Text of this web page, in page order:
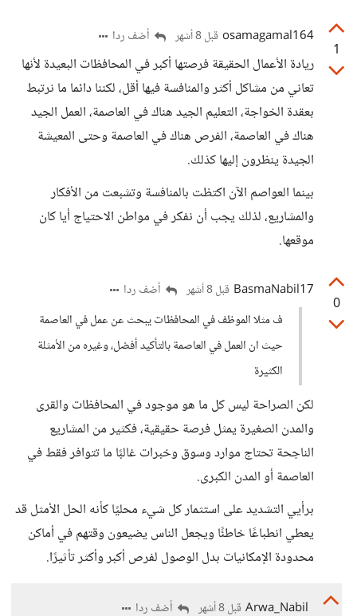
1
osamagamal164 قبل 8 أشهر أضف ردا
ريادة الأعمال الحقيقة فرصتها أكبر في المحافظات البعيدة لأنها
تعاني من مشاكل أكثر والمنافسة فيها أقل، لكننا دائما ما نرتبط
بعقدة الخواجة، التعليم الجيد هناك في العاصمة، العمل الجيد
هناك في العاصمة، الفرص هناك في العاصمة وحتى المعيشة
الجيدة ينظرون إليها كذلك.
بينما العواصم الآن اكتظت بالمنافسة وتشبعت من الأفكار
والمشاريع، لذلك يجب أن نفكر في مواطن الاحتياج أيا كان
موقعها.
0
BasmaNabil17 قبل 8 أشهر
أضف ردا
ف مثلا الموظف في المحافظات يبحث عن عمل في العاصمة
حيث ان العمل في العاصمة بالتأكيد أفضل، وغيره من الأمثلة
الكثيرة
لكن الصراحة ليس كل ما هو موجود في المحافظات والقرى
والمدن الصغيرة يمثل فرصة حقيقية، فكثير من المشاريع
الناجحة تحتاج موارد وسوق وخبرات غالبًا ما تتوافر فقط في
العاصمة أو المدن الكبرى.
برأيي التشديد على استثمار كل شيء محليًا كأنه الحل الأمثل قد
يعطي انطباعًا خاطئًا ويجعل الناس يضيعون وقتهم في أماكن
محدودة الإمكانيات بدل الوصول لفرص أكبر وأكثر تأثيرًا.
Arwa_Nabil قبل 8 أشهر أضف ردا